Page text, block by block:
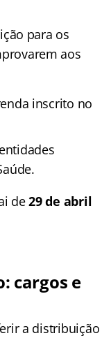
para os
aos
inscrito no
de29 de abril
cargos e
a distribuição